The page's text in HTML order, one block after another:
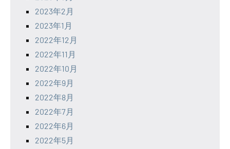
2023年2月
2023年1月
2022年12月
2022年11月
2022年10月
2022年9月
2022年8月
2022年7月
2022年6月
2022年5月